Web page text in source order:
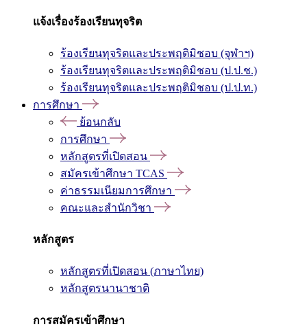
แจ้งเรื่องร้องเรียนทุจริต
ร้องเรียนทุจริตและประพฤติมิชอบ (จุฬาฯ)
ร้องเรียนทุจริตและประพฤติมิชอบ (ป.ป.ช.)
ร้องเรียนทุจริตและประพฤติมิชอบ (ป.ป.ท.)
การศึกษา
ย้อนกลับ
การศึกษา
หลักสูตรที่เปิดสอน
สมัครเข้าศึกษา TCAS
ค่าธรรมเนียมการศึกษา
คณะและสำนักวิชา
หลักสูตร
หลักสูตรที่เปิดสอน (ภาษาไทย)
หลักสูตรนานาชาติ
การสมัครเข้าศึกษา